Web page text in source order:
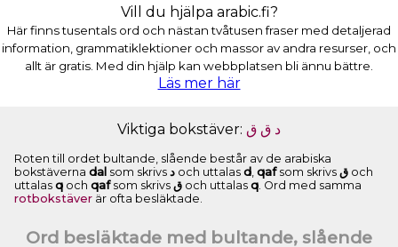
Vill du hjälpa arabic.fi?
Här finns tusentals ord och nästan tvåtusen fraser med detaljerad
information, grammatiklektioner och massor av andra resurser, och
allt är gratis. Med din hjälp kan webbplatsen bli ännu bättre.
Läs mer här
Viktiga bokstäver: ﺩ ﻕ ﻕ
Roten till ordet bultande, slående består av de arabiska
bokstäverna dal som skrivs ﺩ och uttalas d, qafsom skrivs ﻕ och
uttalas q och qafsom skrivs ﻕ och uttalas q. Ord med samma
rotbokstäver är ofta besläktade.
Ord besläktade med bultande, slående